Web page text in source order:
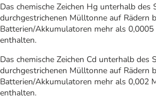
Das chemische Zeichen Hg unterhalb des
durchgestrichenen Mülltonne auf Rädern
Batterien/Akkumulatoren mehr als
enthalten.
Das chemische Zeichen Cd unterhalb des
durchgestrichenen Mülltonne auf Rädern
Batterien/Akkumulatoren mehr als 0,002
enthalten.